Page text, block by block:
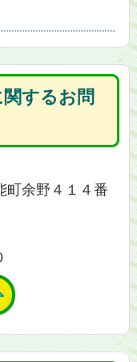
するお問
町余野４１４番